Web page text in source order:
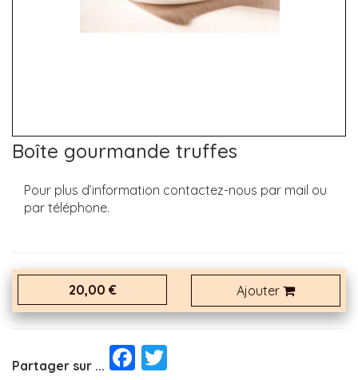
Boîte gourmande truffes
Pour plus d’information contactez-nous par mail ou
par téléphone.
20,00 € Ajouter
Partager sur ...
Facebook